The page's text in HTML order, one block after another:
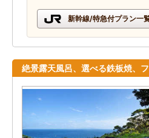
新幹線/特急付プラン一
絶景露天風呂、選べる鉄板焼、